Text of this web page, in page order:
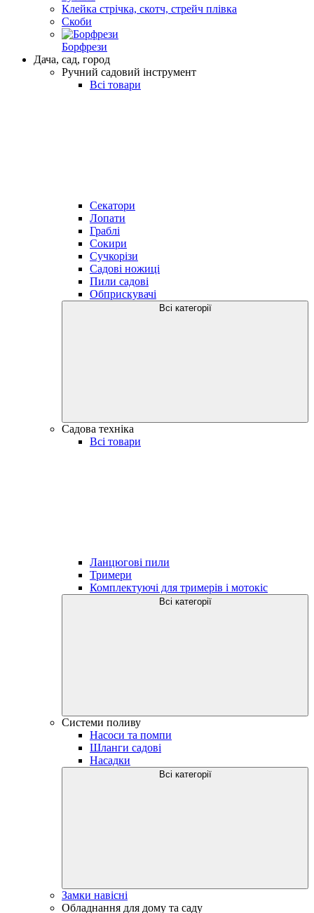
Клейка стрічка, скотч, стрейч плівка
Скоби
Борфрези
Дача, сад, город
Ручний садовий інструмент
Всі товари
Секатори
Лопати
Граблі
Сокири
Сучкорізи
Садові ножиці
Пили садові
Обприскувачі
Всі категорії
Садова техніка
Всі товари
Ланцюгові пили
Тримери
Комплектуючі для тримерів і мотокіс
Всі категорії
Системи поливу
Насоси та помпи
Шланги садові
Насадки
Всі категорії
Замки навісні
Обладнання для дому та саду